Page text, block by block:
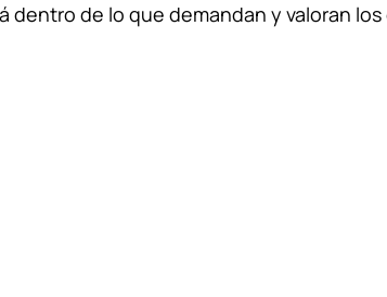
de lo que demandan y valoran